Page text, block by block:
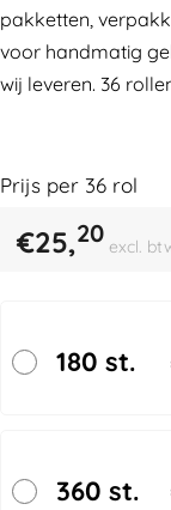
pakketten,
voor handmatig
wij leveren. 36
Prijs per 36 rol
€25,20 excl.
180 st.
360 st.